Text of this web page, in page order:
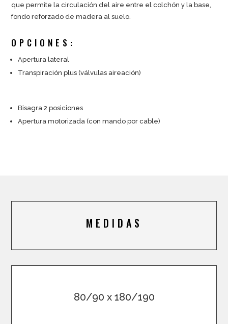
que permite la circulación del aire entre el colchón y la base,
fondo reforzado de madera al suelo.
OPCIONES:
Apertura lateral
Transpiración plus (válvulas aireación)
Bisagra 2 posiciones
Apertura motorizada (con mando por cable)
MEDIDAS
80/90 x 180/190